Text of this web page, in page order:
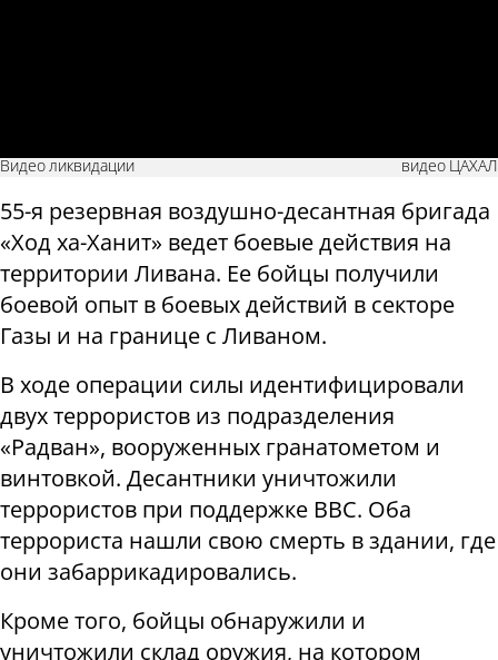
Видео ликвидации видео ЦАХАЛ
55-я резервная воздушно-десантная бригада
«Ход ха-Ханит» ведет боевые действия на
территории Ливана. Ее бойцы получили
боевой опыт в боевых действий в секторе
Газы и на границе с Ливаном.
В ходе операции силы идентифицировали
двух террористов из подразделения
«Радван», вооруженных гранатометом и
винтовкой. Десантники уничтожили
террористов при поддержке ВВС. Оба
террориста нашли свою смерть в здании, где
они забаррикадировались.
Кроме того, бойцы обнаружили и
уничтожили склад оружия, на котором